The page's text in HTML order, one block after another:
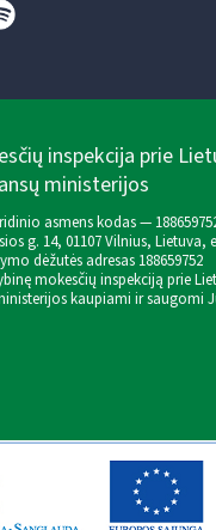
inspekcija prie
ministerijos
asmens kodas —
g. 14, 01107 Vilnius, Lietuva,
dėžutės adresas 188659752
mokesčių inspekciją prie
kaupiami ir saugomi